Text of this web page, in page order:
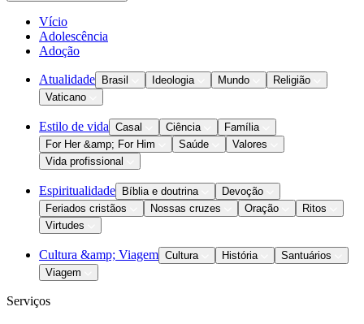
Vício
Adolescência
Adoção
Atualidade Brasil Ideologia Mundo
Religião
Vaticano
Estilo de vida Casal Ciência
Família
For Her &amp; For Him
Saúde
Valores
Vida profissional
Espiritualidade Bíblia e doutrina
Devoção
Feriados cristãos
Nossas cruzes Oração
Ritos
Virtudes
Cultura &amp; Viagem Cultura História
Santuários
Viagem
Serviços